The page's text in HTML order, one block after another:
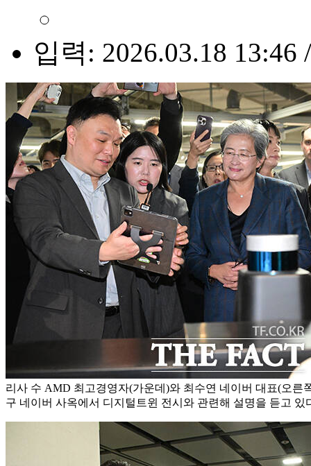
입력: 2026.03.18 13:46
리사 수 AMD 최고경영자(가운데)와 최수연 네이버 대표(오른
구 네이버 사옥에서 디지털트윈 전시와 관련해 설명을 듣고 있